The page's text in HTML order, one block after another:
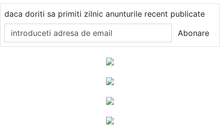
daca doriti sa primiti zilnic anunturile recent publicate